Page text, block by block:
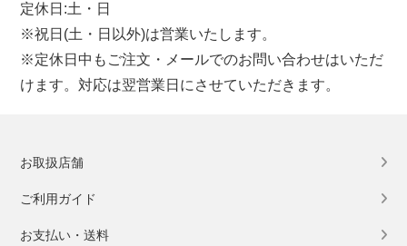
定休日:土・日
※祝日(土・日以外)は営業いたします。
※定休日中もご注文・メールでのお問い合わせはいただ
けます。対応は翌営業日にさせていただきます。
お取扱店舗
ご利用ガイド
お支払い・送料